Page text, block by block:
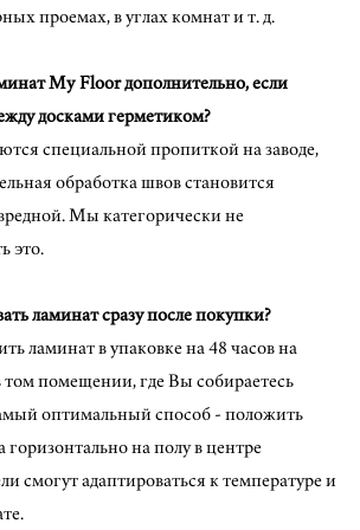
проемах, в углах комнат и т. д.
My Floor дополнительно, если
досками герметиком?
специальной пропиткой на заводе,
обработка швов становится
Мы категорически не
это.
ламинат сразу после покупки?
ламинат в упаковке на 48 часов на
помещении, где Вы собираетесь
оптимальный способ - положить
горизонтально на полу в центре
смогут адаптироваться к температуре и